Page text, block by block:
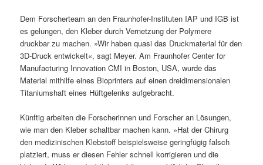
Dem Forscherteam an den Fraunhofer-Instituten IAP und IGB ist
es gelungen, den Kleber durch Vernetzung der Polymere
druckbar zu machen. »Wir haben quasi das Druckmaterial für den
3D-Druck entwickelt«, sagt Meyer. Am Fraunhofer Center for
Manufacturing Innovation CMI in Boston, USA, wurde das
Material mithilfe eines Bioprinters auf einen dreidimensionalen
Titaniumshaft eines Hüftgelenks aufgebracht.
Künftig arbeiten die Forscherinnen und Forscher an Lösungen,
wie man den Kleber schaltbar machen kann. »Hat der Chirurg
den medizinischen Klebstoff beispielsweise geringfügig falsch
platziert, muss er diesen Fehler schnell korrigieren und die